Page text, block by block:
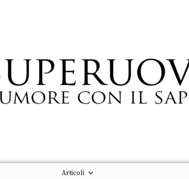
Articoli